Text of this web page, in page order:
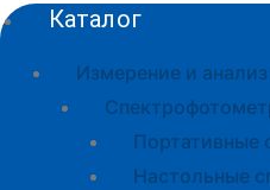
Каталог
Измерение и
Портативные
Настольные